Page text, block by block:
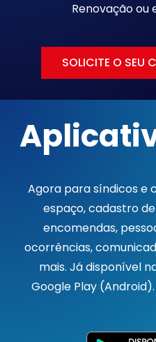
Renovação ou
SOLICITE O SEU
Agora para síndicos e
espaço, cadastro
encomendas,
ocorrências,
mais. Já disponível
Google Play